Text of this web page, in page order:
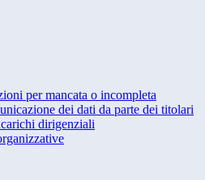
per mancata o incompleta
dei dati da parte dei titolari
dirigenziali